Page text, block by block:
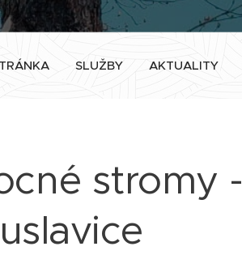
SLUŽBY AKTUALITY
stromy -